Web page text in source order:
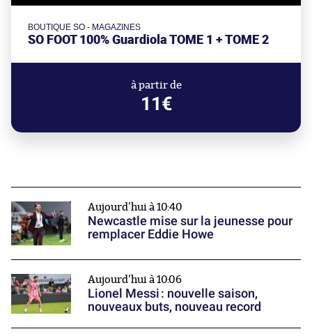
BOUTIQUE SO - MAGAZINES
SO FOOT 100% Guardiola TOME 1 + TOME 2
à partir de
11€
Aujourd'hui à 10:40
Newcastle mise sur la jeunesse pour
remplacer Eddie Howe
Aujourd'hui à 10:06
Lionel Messi : nouvelle saison,
nouveaux buts, nouveau record